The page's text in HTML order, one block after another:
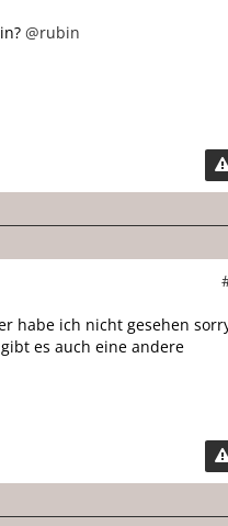
@rubin
habe ich nicht gesehen
es auch eine andere